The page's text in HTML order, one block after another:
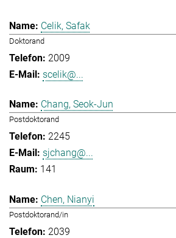
Celik, Safak
Doktorand
2009
scelik@...
Chang, Seok-Jun
Postdoktorand
2245
sjchang@...
141
Chen, Nianyi
Postdoktorand/in
2039